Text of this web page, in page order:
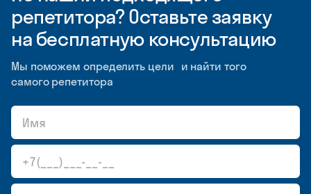
репетитора? Оставьте заявку
на бесплатную консультацию
Мы поможем определить цели и найти того
самого репетитора